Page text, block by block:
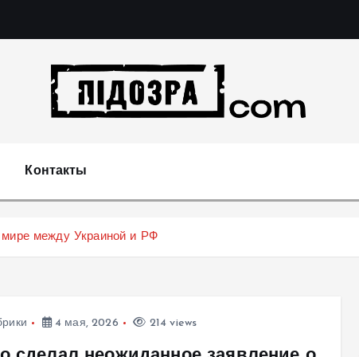
Контакты
между Украиной и РФ
4 мая, 2026 214 views